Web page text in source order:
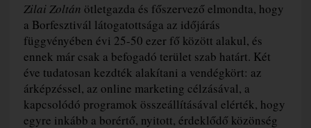
Zilai Zoltán ötletgazda és főszervező elmondta, hogy
a Borfesztivál látogatottsága az időjárás
függvényében évi 25-50 ezer fő között alakul, és
ennek már csak a befogadó terület szab határt. Két
éve tudatosan kezdték alakítani a vendégkört: az
árképzéssel, az online marketing célzásával, a
kapcsolódó programok összeállításával elérték, hogy
egyre inkább a borértő, nyitott, érdeklődő közönség